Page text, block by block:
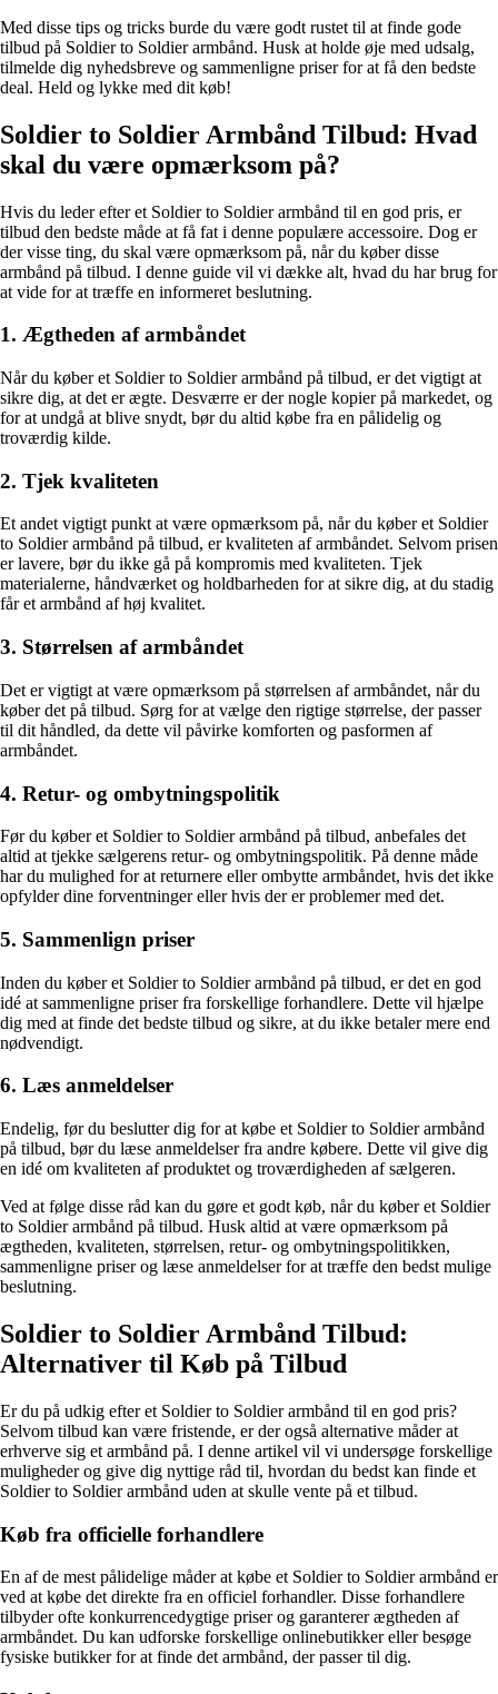
Med disse tips og tricks burde du være godt rustet til at finde gode
tilbud på Soldier to Soldier armbånd. Husk at holde øje med udsalg,
tilmelde dig nyhedsbreve og sammenligne priser for at få den bedste
deal. Held og lykke med dit køb!
Soldier to Soldier Armbånd Tilbud: Hvad
skal du være opmærksom på?
Hvis du leder efter et Soldier to Soldier armbånd til en god pris, er
tilbud den bedste måde at få fat i denne populære accessoire. Dog er
der visse ting, du skal være opmærksom på, når du køber disse
armbånd på tilbud. I denne guide vil vi dække alt, hvad du har brug for
at vide for at træffe en informeret beslutning.
1. Ægtheden af armbåndet
Når du køber et Soldier to Soldier armbånd på tilbud, er det vigtigt at
sikre dig, at det er ægte. Desværre er der nogle kopier på markedet, og
for at undgå at blive snydt, bør du altid købe fra en pålidelig og
troværdig kilde.
2. Tjek kvaliteten
Et andet vigtigt punkt at være opmærksom på, når du køber et Soldier
to Soldier armbånd på tilbud, er kvaliteten af armbåndet. Selvom prisen
er lavere, bør du ikke gå på kompromis med kvaliteten. Tjek
materialerne, håndværket og holdbarheden for at sikre dig, at du stadig
får et armbånd af høj kvalitet.
3. Størrelsen af armbåndet
Det er vigtigt at være opmærksom på størrelsen af armbåndet, når du
køber det på tilbud. Sørg for at vælge den rigtige størrelse, der passer
til dit håndled, da dette vil påvirke komforten og pasformen af
armbåndet.
4. Retur- og ombytningspolitik
Før du køber et Soldier to Soldier armbånd på tilbud, anbefales det
altid at tjekke sælgerens retur- og ombytningspolitik. På denne måde
har du mulighed for at returnere eller ombytte armbåndet, hvis det ikke
opfylder dine forventninger eller hvis der er problemer med det.
5. Sammenlign priser
Inden du køber et Soldier to Soldier armbånd på tilbud, er det en god
idé at sammenligne priser fra forskellige forhandlere. Dette vil hjælpe
dig med at finde det bedste tilbud og sikre, at du ikke betaler mere end
nødvendigt.
6. Læs anmeldelser
Endelig, før du beslutter dig for at købe et Soldier to Soldier armbånd
på tilbud, bør du læse anmeldelser fra andre købere. Dette vil give dig
en idé om kvaliteten af produktet og troværdigheden af sælgeren.
Ved at følge disse råd kan du gøre et godt køb, når du køber et Soldier
to Soldier armbånd på tilbud. Husk altid at være opmærksom på
ægtheden, kvaliteten, størrelsen, retur- og ombytningspolitikken,
sammenligne priser og læse anmeldelser for at træffe den bedst mulige
beslutning.
Soldier to Soldier Armbånd Tilbud:
Alternativer til Køb på Tilbud
Er du på udkig efter et Soldier to Soldier armbånd til en god pris?
Selvom tilbud kan være fristende, er der også alternative måder at
erhverve sig et armbånd på. I denne artikel vil vi undersøge forskellige
muligheder og give dig nyttige råd til, hvordan du bedst kan finde et
Soldier to Soldier armbånd uden at skulle vente på et tilbud.
Køb fra officielle forhandlere
En af de mest pålidelige måder at købe et Soldier to Soldier armbånd er
ved at købe det direkte fra en officiel forhandler. Disse forhandlere
tilbyder ofte konkurrencedygtige priser og garanterer ægtheden af
armbåndet. Du kan udforske forskellige onlinebutikker eller besøge
fysiske butikker for at finde det armbånd, der passer til dig.